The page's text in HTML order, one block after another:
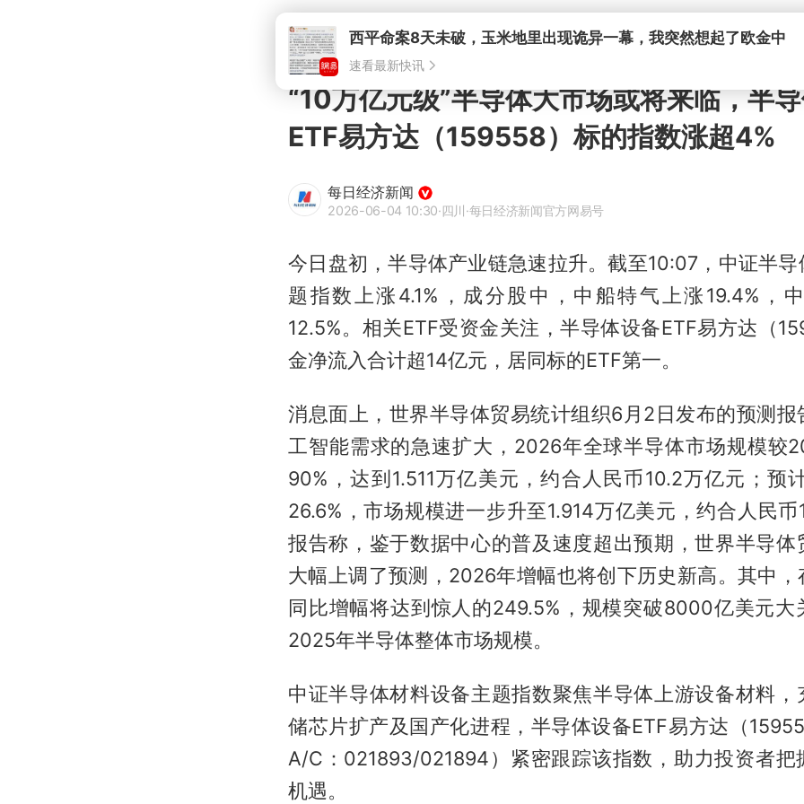
西平命案8天未破，玉米地里出现诡异一幕，我突然想起了欧金中
速看最新快讯
“10万亿元级”半导体大市场或将来临，半
ETF易方达（159558）标的指数涨超4%
每日经济新闻
2026-06-04 10:30·四川·每日经济新闻官方网易号
今日盘初，半导体产业链急速拉升。截至10:07，中证半
题指数上涨4.1%，成分股中，中船特气上涨19.4%，
12.5%。相关ETF受资金关注，半导体设备ETF易方达（
金净流入合计超14亿元，居同标的ETF第一。
消息面上，世界半导体贸易统计组织6月2日发布的预测报
工智能需求的急速扩大，2026年全球半导体市场规模较
90%，达到1.511万亿美元，约合人民币10.2万亿元；预
26.6%，市场规模进一步升至1.914万亿美元，约合人民
报告称，鉴于数据中心的普及速度超出预期，世界半导体
大幅上调了预测，2026年增幅也将创下历史新高。其中，
同比增幅将达到惊人的249.5%，规模突破8000亿美元大
2025年半导体整体市场规模。
中证半导体材料设备主题指数聚焦半导体上游设备材料，
储芯片扩产及国产化进程，半导体设备ETF易方达（
A/C：021893/021894）紧密跟踪该指数，助力投资者把
机遇。